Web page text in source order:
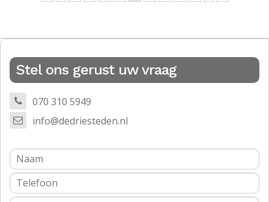
Stel ons gerust uw vraag
070 310 5949
info@dedriesteden.nl